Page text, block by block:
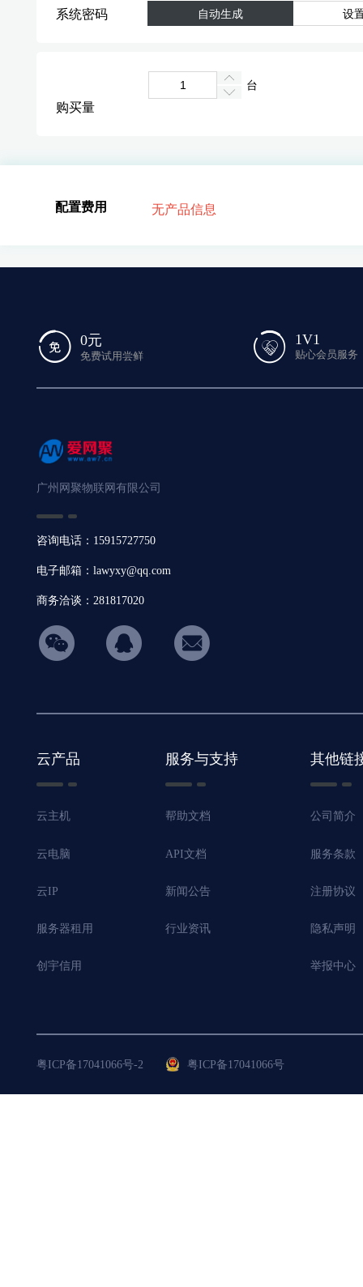
系统密码 自动生成 设
购买量
台
配置费用 无产品信息
0元
免费试用尝鲜
1V1
贴心会员服务
广州网聚物联网有限公司
咨询电话：15915727750
电子邮箱：lawyxy@qq.com
商务洽谈：281817020
hicon34
云产品
云主机
云电脑
云IP
服务器租用
创宇信用
服务与支持
帮助文档
API文档
新闻公告
行业资讯
其他链
公司简介
服务条款
注册协议
隐私声明
举报中心
粤ICP备17041066号-2 粤ICP备17041066号